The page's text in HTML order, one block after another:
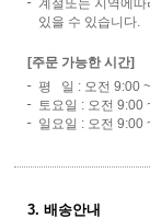
있을 수 있습니다.
[주문 가능한 시간]
평 일 : 오전 9:00
토요일 : 오전 9:00
일요일 : 오전 9:00
3. 배송안내